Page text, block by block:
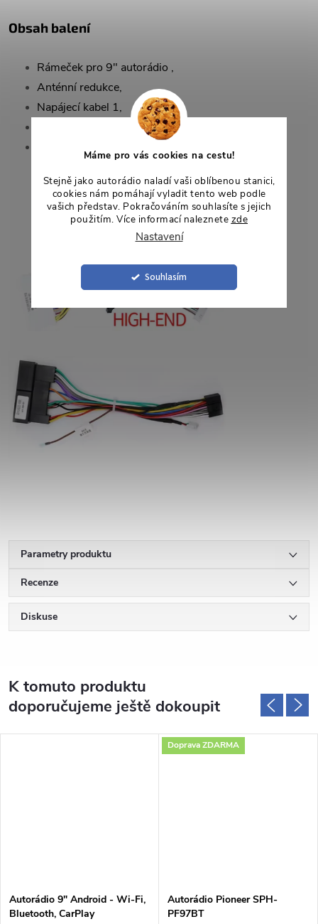
Máme pro vás cookies na cestu!
Stejně jako autorádio naladí vaši oblíbenou stanici,
cookies nám pomáhají vyladit tento web podle
vašich představ. Pokračováním souhlasíte s jejich
použitím. Více informací naleznete zde
Nastavení
Souhlasím
Obsah balení
Rámeček pro 9" autorádio ,
Anténní redukce,
Napájecí kabel 1,
CANbus dekodér.
Parametry produktu
Recenze
Diskuse
K tomuto produktu
doporučujeme ještě dokoupit
Autorádio 9" Android - Wi-Fi,
Bluetooth, CarPlay
Doprava ZDARMA
Autorádio Pioneer SPH-
PF97BT